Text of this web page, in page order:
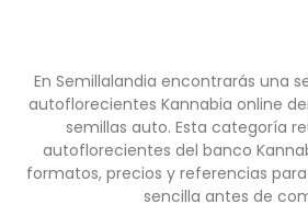
En Semillalandia encontrarás una
autoflorecientes Kannabia online
semillas auto. Esta categoría
autoflorecientes del banco
formatos, precios y referencias
sencilla antes de